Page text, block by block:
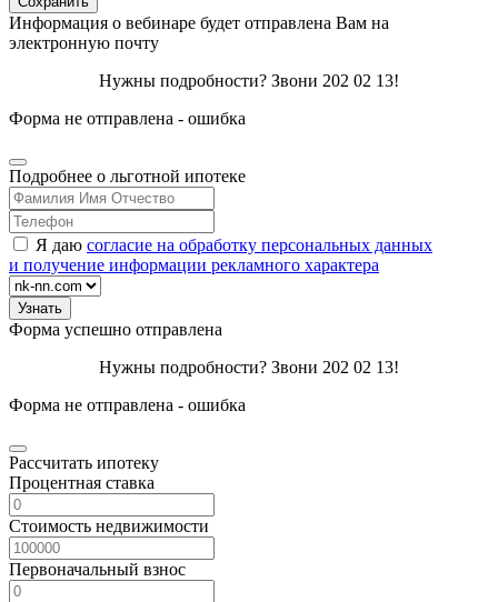
Информация о вебинаре будет отправлена Вам на
электронную почту
Нужны подробности? Звони 202 02 13!
Форма не отправлена - ошибка
Подробнее о льготной ипотеке
Я даю согласие на обработку персональных данных
и получение информации рекламного характера
Форма успешно отправлена
Нужны подробности? Звони 202 02 13!
Форма не отправлена - ошибка
Рассчитать ипотеку
Процентная ставка
Стоимость недвижимости
Первоначальный взнос